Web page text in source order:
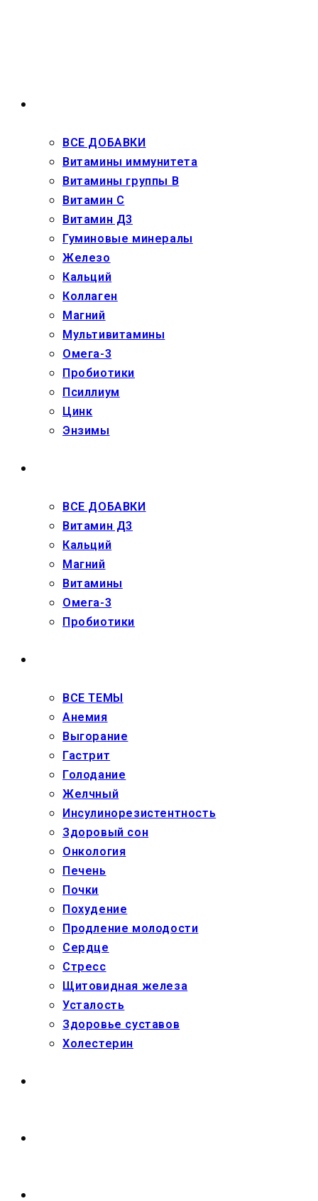
ВСЕ ДОБАВКИ
Витамины иммунитета
Витамины группы В
Витамин С
Витамин Д3
Гуминовые минералы
Железо
Кальций
Коллаген
Магний
Мультивитамины
Омега-3
Пробиотики
Псиллиум
Цинк
Энзимы
ВСЕ ДОБАВКИ
Витамин Д3
Кальций
Магний
Витамины
Омега-3
Пробиотики
ВСЕ ТЕМЫ
Анемия
Выгорание
Гастрит
Голодание
Желчный
Инсулинорезистентность
Здоровый сон
Онкология
Печень
Почки
Похудение
Продление молодости
Сердце
Стресс
Щитовидная железа
Усталость
Здоровье суставов
Холестерин